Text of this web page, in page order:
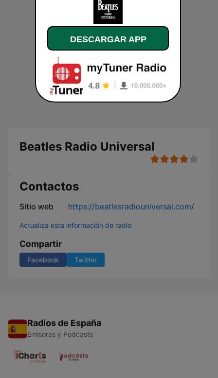
Beatles Radio Universal
Contactos
Sitio web https://beatlesradiouniversal.com/
Actualiza esta información de radio
Compartir
Facebook Twitter
Radios de España
Emisoras y Podcasts
DESCARGAR APP